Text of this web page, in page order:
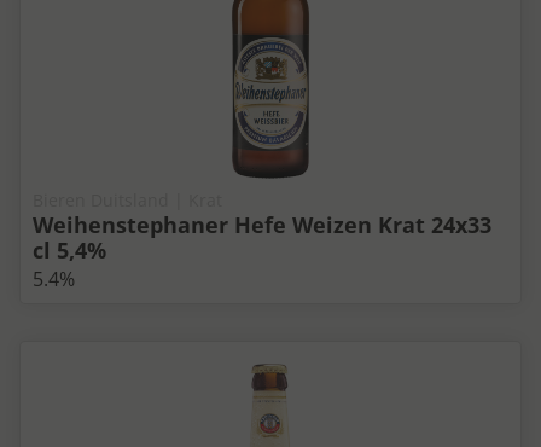
Weihenstephaner Hefe Weizen Krat 24x33
cl 5,4%
5.4%